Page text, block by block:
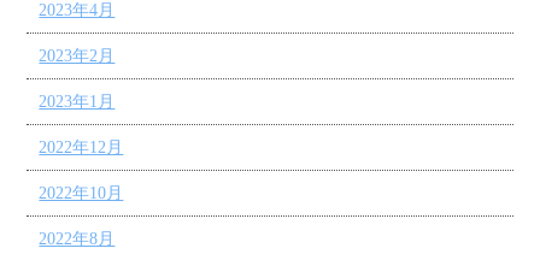
2023年4月
2023年2月
2023年1月
2022年12月
2022年10月
2022年8月